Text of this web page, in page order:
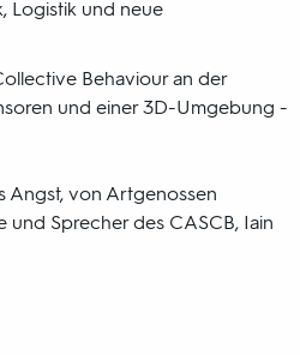
Logistik und neue
Behaviour an der
und einer 3D-Umgebung -
Angst, von Artgenossen
Sprecher des CASCB, Iain